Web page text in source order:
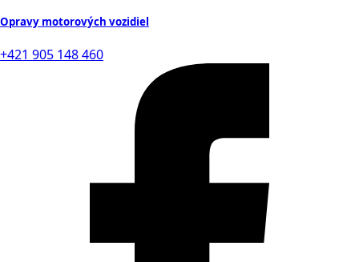
Opravy motorových vozidiel
+421 905 148 460